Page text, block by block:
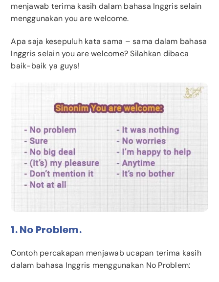
menjawab terima kasih dalam bahasa Inggris selain
menggunakan you are welcome.
Apa saja kesepuluh kata sama – sama dalam bahasa
Inggris selain you are welcome?Silahkan dibaca
baik-baik ya guys!
1. No Problem.
Contoh percakapan menjawab ucapan terima kasih
dalam bahasa Inggris menggunakan No Problem: